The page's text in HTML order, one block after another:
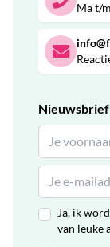
Ma t/
Nieuwsbrief
Ja, ik
van leuke